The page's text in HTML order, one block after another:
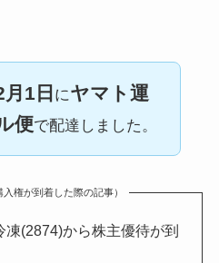
1日 にヤマト運
便で配達しました。
権が到着した際の記事）
凍(2874)から株主優待が到